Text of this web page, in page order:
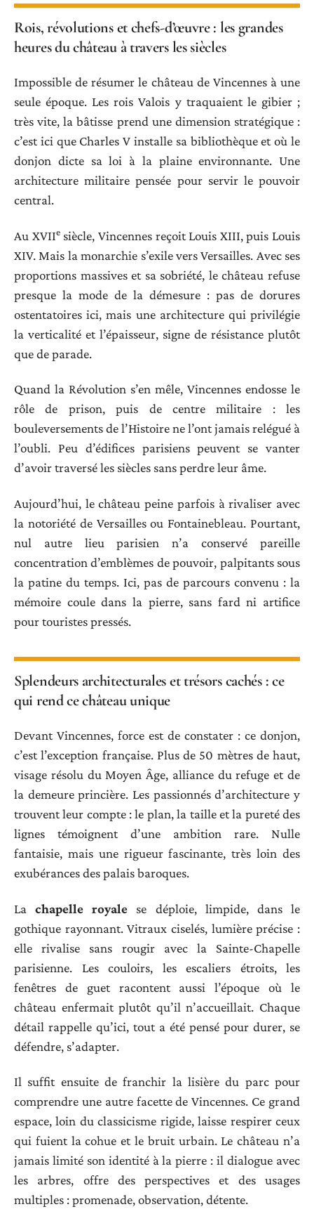
Rois, révolutions et chefs-d’œuvre : les grandes
heures du château à travers les siècles
Impossible de résumer le château de Vincennes à une
seule époque. Les rois Valois y traquaient le gibier ;
très vite, la bâtisse prend une dimension stratégique :
c’est ici que Charles V installe sa bibliothèque et où le
donjon dicte sa loi à la plaine environnante. Une
architecture militaire pensée pour servir le pouvoir
central.
Au XVIIesiècle, Vincennes reçoit Louis XIII, puis Louis
XIV. Mais la monarchie s’exile vers Versailles. Avec ses
proportions massives et sa sobriété, le château refuse
presque la mode de la démesure : pas de dorures
ostentatoires ici, mais une architecture qui privilégie
la verticalité et l’épaisseur, signe de résistance plutôt
que de parade.
Quand la Révolution s’en mêle, Vincennes endosse le
rôle de prison, puis de centre militaire : les
bouleversements de l’Histoire ne l’ont jamais relégué à
l’oubli. Peu d’édifices parisiens peuvent se vanter
d’avoir traversé les siècles sans perdre leur âme.
Aujourd’hui, le château peine parfois à rivaliser avec
la notoriété de Versailles ou Fontainebleau. Pourtant,
nul autre lieu parisien n’a conservé pareille
concentration d’emblèmes de pouvoir, palpitants sous
la patine du temps. Ici, pas de parcours convenu : la
mémoire coule dans la pierre, sans fard ni artifice
pour touristes pressés.
Splendeurs architecturales et trésors cachés : ce
qui rend ce château unique
Devant Vincennes, force est de constater : ce donjon,
c’est l’exception française. Plus de 50 mètres de haut,
visage résolu du Moyen Âge, alliance du refuge et de
la demeure princière. Les passionnés d’architecture y
trouvent leur compte : le plan, la taille et la pureté des
lignes témoignent d’une ambition rare. Nulle
fantaisie, mais une rigueur fascinante, très loin des
exubérances des palais baroques.
Lachapelle royale se déploie, limpide, dans le
gothique rayonnant. Vitraux ciselés, lumière précise :
elle rivalise sans rougir avec la Sainte-Chapelle
parisienne. Les couloirs, les escaliers étroits, les
fenêtres de guet racontent aussi l’époque où le
château enfermait plutôt qu’il n’accueillait. Chaque
détail rappelle qu’ici, tout a été pensé pour durer, se
défendre, s’adapter.
Il suffit ensuite de franchir la lisière du parc pour
comprendre une autre facette de Vincennes. Ce grand
espace, loin du classicisme rigide, laisse respirer ceux
qui fuient la cohue et le bruit urbain. Le château n’a
jamais limité son identité à la pierre : il dialogue avec
les arbres, offre des perspectives et des usages
multiples : promenade, observation, détente.